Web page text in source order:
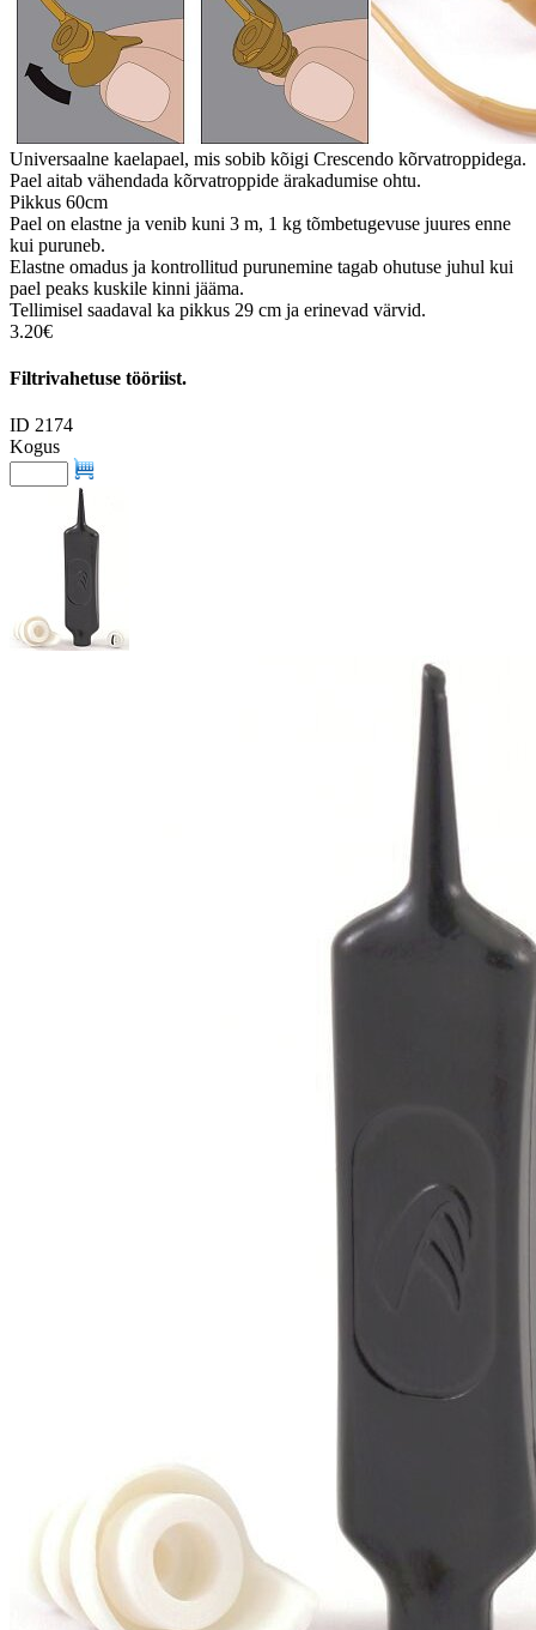
Universaalne kaelapael, mis sobib kõigi Crescendo kõrvatroppidega.
Pael aitab vähendada kõrvatroppide ärakadumise ohtu.
Pikkus 60cm
Pael on elastne ja venib kuni 3 m, 1 kg tõmbetugevuse juures enne
kui puruneb.
Elastne omadus ja kontrollitud purunemine tagab ohutuse juhul kui
pael peaks kuskile kinni jääma.
Tellimisel saadaval ka pikkus 29 cm ja erinevad värvid.
3.20€
Filtrivahetuse tööriist.
ID 2174
Kogus